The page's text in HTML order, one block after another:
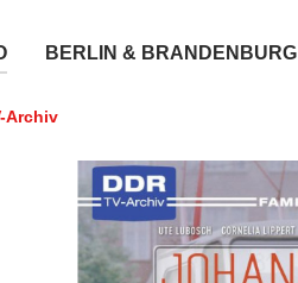
BERLIN & BRANDENBURG
Archiv